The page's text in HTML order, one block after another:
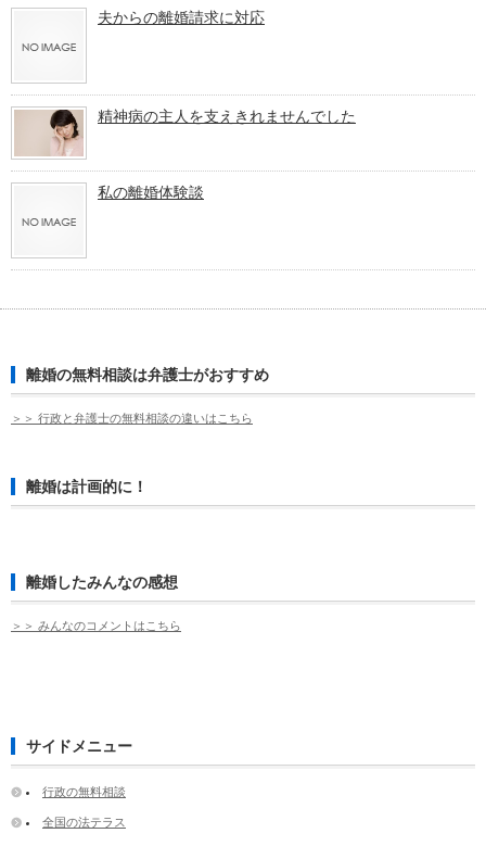
夫からの離婚請求に対応
精神病の主人を支えきれませんでした
私の離婚体験談
離婚の無料相談は弁護士がおすすめ
＞＞ 行政と弁護士の無料相談の違いはこちら
離婚は計画的に！
離婚したみんなの感想
＞＞ みんなのコメントはこちら
サイドメニュー
行政の無料相談
全国の法テラス